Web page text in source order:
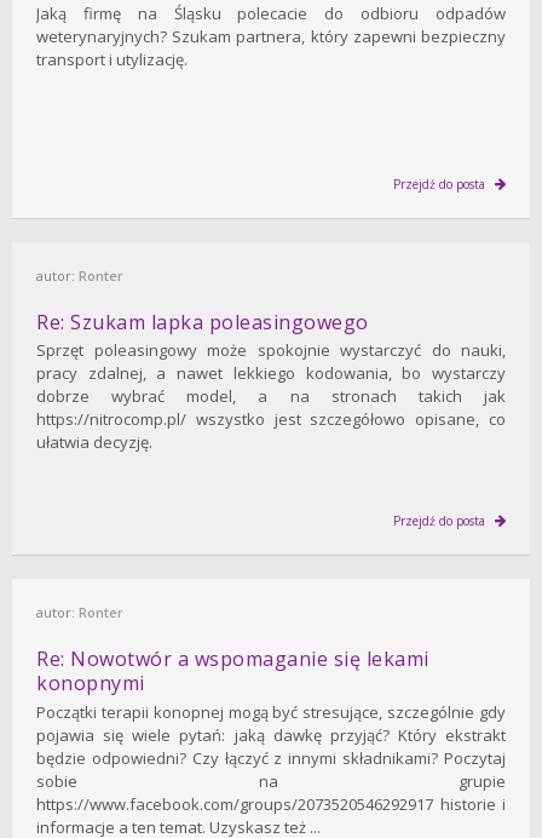
Jaką firmę na Śląsku polecacie do odbioru odpadów
weterynaryjnych? Szukam partnera, który zapewni bezpieczny
transport i utylizację.
Przejdź do posta
autor: Ronter
Re: Szukam lapka poleasingowego
Sprzęt poleasingowy może spokojnie wystarczyć do nauki,
pracy zdalnej, a nawet lekkiego kodowania, bo wystarczy
dobrze wybrać model, a na stronach takich jak
https://nitrocomp.pl/ wszystko jest szczegółowo opisane, co
ułatwia decyzję.
Przejdź do posta
autor: Ronter
Re: Nowotwór a wspomaganie się lekami
konopnymi
Początki terapii konopnej mogą być stresujące, szczególnie gdy
pojawia się wiele pytań: jaką dawkę przyjąć? Który ekstrakt
będzie odpowiedni? Czy łączyć z innymi składnikami? Poczytaj
sobie na grupie
https://www.facebook.com/groups/2073520546292917 historie i
informacje a ten temat. Uzyskasz też ...